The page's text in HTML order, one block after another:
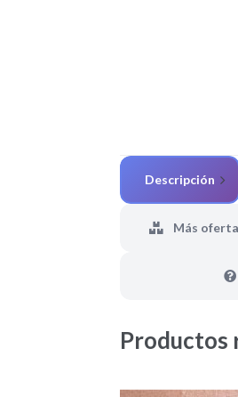
Descripción
Más
Productos